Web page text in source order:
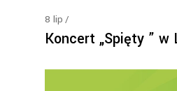
8 lip
Koncert „Spięty ” w